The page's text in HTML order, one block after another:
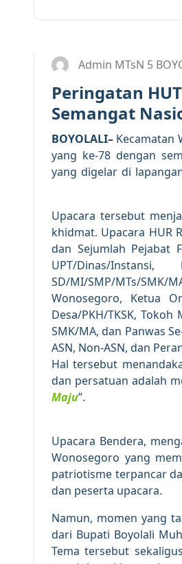
Admin MTsN 5
Peringatan
Semangat
BOYOLALI– Kecamatan
yang ke-78 dengan
yang digelar di
Upacara tersebut
khidmat. Upacara HUR
dan Sejumlah Pejabat
UPT/Dinas/
SD/MI/SMP/MTs/
Wonosegoro, Ketua
Desa/PKH/TKSK,
SMK/MA, dan Panwas
ASN, Non-ASN, dan
Hal tersebut
dan persatuan adalah
Maju”.
Upacara Bendera,
Wonosegoro yang
patriotisme terpancar
dan peserta upacara.
Namun, momen yang
dari Bupati Boyolali
Tema tersebut